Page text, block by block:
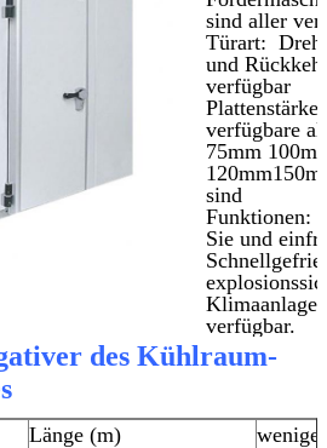
sind aller
Türart:
und
verfügbar
Plattenstärke:
verfügbare
75mm
sind
Funktionen:
Sie und
verfügbar.
des Kühlraum-
Länge (m)